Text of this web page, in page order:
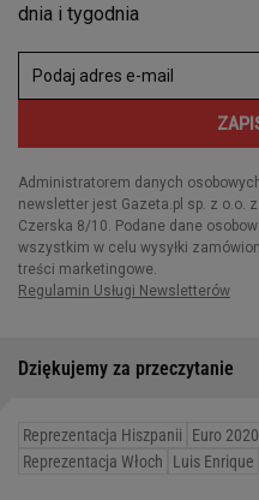
Dziękujemy za przeczytanie
Reprezentacja Hiszpanii Euro 2020
Reprezentacja Włoch
Luis Enrique